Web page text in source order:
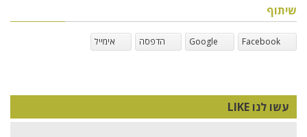
שיתוף
Facebook
Google הדפסה אימייל
עשו לנו LIKE